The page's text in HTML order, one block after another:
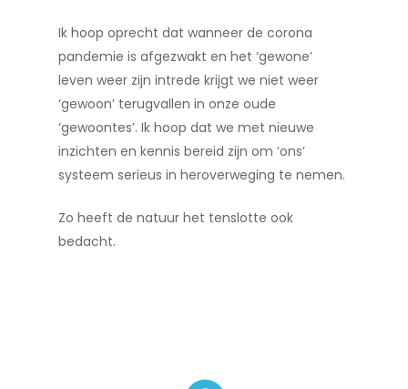
Ik hoop oprecht dat wanneer de corona
pandemie is afgezwakt en het ‘gewone’
leven weer zijn intrede krijgt we niet weer
‘gewoon’ terugvallen in onze oude
‘gewoontes’. Ik hoop dat we met nieuwe
inzichten en kennis bereid zijn om ‘ons’
systeem serieus in heroverweging te nemen.
Zo heeft de natuur het tenslotte ook
bedacht.